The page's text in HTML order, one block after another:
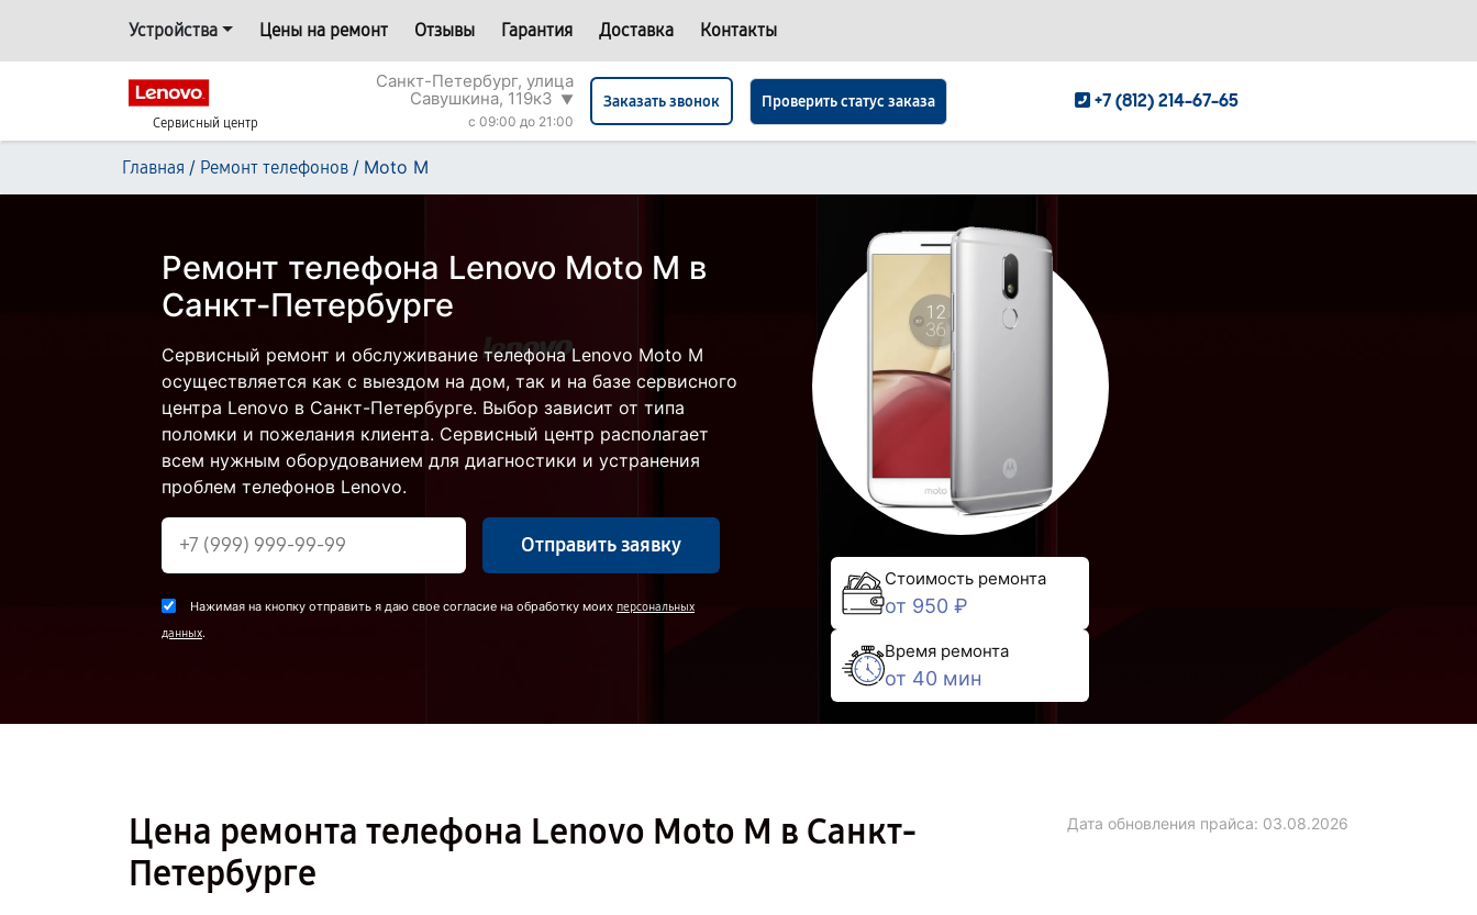
Устройства Цены на ремонт Отзывы Гарантия Доставка Контакты
Сервисный центр
Санкт-Петербург, улица
Савушкина, 119к3 ▼
c 09:00 до 21:00
Заказать звонок Проверить статус заказа +7 (812) 214-67-65
Главная / Ремонт телефонов / Moto M
Ремонт телефона Lenovo Moto M в
Санкт-Петербурге
Сервисный ремонт и обслуживание телефона Lenovo Moto M
осуществляется как с выездом на дом, так и на базе сервисного
центра Lenovo в Санкт-Петербурге. Выбор зависит от типа
поломки и пожелания клиента. Сервисный центр располагает
всем нужным оборудованием для диагностики и устранения
проблем телефонов Lenovo.
Отправить заявку
Нажимая на кнопку отправить я даю свое согласие на обработку моих персональных
данных.
Стоимость ремонта
от 950 ₽
Время ремонта
от 40 мин
Цена ремонта телефона Lenovo Moto M в Санкт-
Петербурге
Дата обновления прайса: 03.08.2026